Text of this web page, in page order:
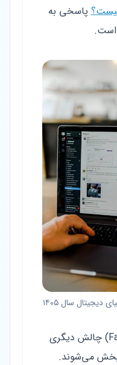
پاسخی به
است.
سال ۱۴۰۵
اطلاعات نادرست (Fake News) چالش دیگری
می‌شوند.